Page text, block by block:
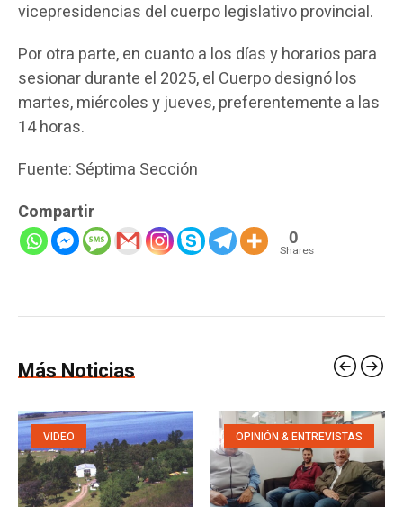
vicepresidencias del cuerpo legislativo provincial.
Por otra parte, en cuanto a los días y horarios para
sesionar durante el 2025, el Cuerpo designó los
martes, miércoles y jueves, preferentemente a las
14 horas.
Fuente: Séptima Sección
Compartir
0
Shares
Más Noticias
VIDEO OPINIÓN & ENTREVISTAS